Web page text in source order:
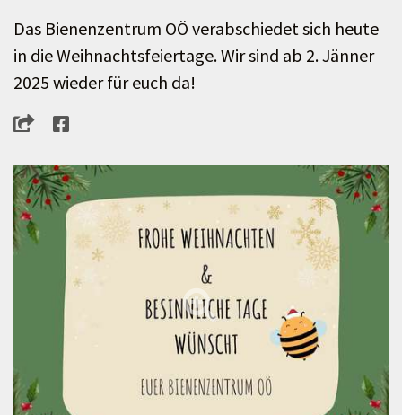
Das Bienenzentrum OÖ verabschiedet sich heute
in die Weihnachtsfeiertage. Wir sind ab 2. Jänner
2025 wieder für euch da!